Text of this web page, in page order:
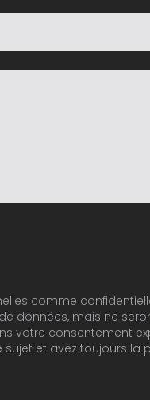
comme
données, mais ne
votre consentement
et avez toujours la